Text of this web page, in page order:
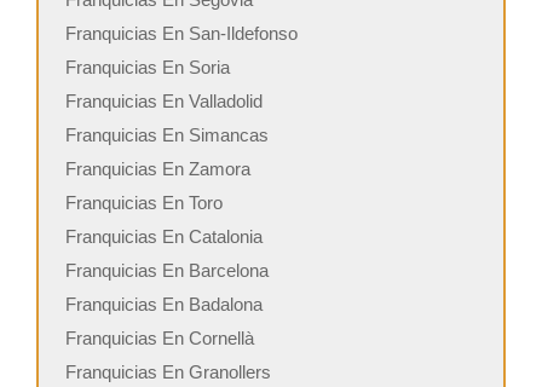
Franquicias En San-Ildefonso
Franquicias En Soria
Franquicias En Valladolid
Franquicias En Simancas
Franquicias En Zamora
Franquicias En Toro
Franquicias En Catalonia
Franquicias En Barcelona
Franquicias En Badalona
Franquicias En Cornellà
Franquicias En Granollers